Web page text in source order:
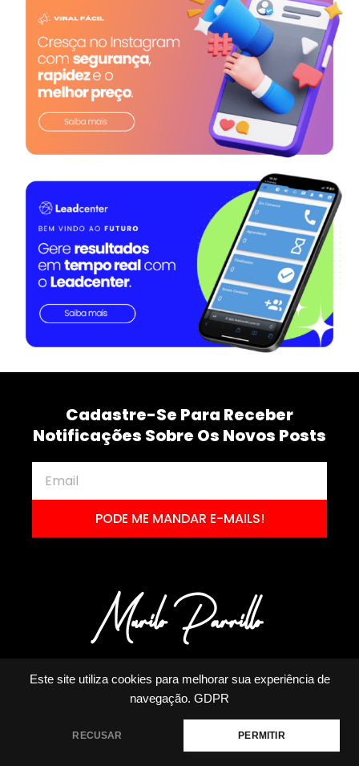
Este site utiliza cookies para melhorar sua experiência de
navegação. GDPR
RECUSAR PERMITIR
Cadastre-Se Para Receber
Notificações Sobre Os Novos Posts
PODE ME MANDAR E-MAILS!
MURILO PARRILLO RODRIGUES ME | CNPJ: 23.191.829/0001-14 | TODOS OS
DIREITOS RESERVADOS 2020